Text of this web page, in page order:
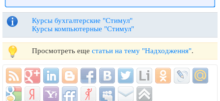
Курсы бухгалтерские "Стимул"
Курсы компьютерные "Стимул"
Просмотреть еще статьи на тему "Надходження".